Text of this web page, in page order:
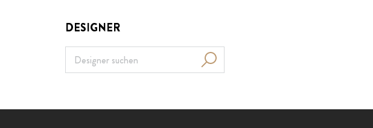
MDF italia
B&B Italia
Nils Holger Moormann
Menu
DESIGNER